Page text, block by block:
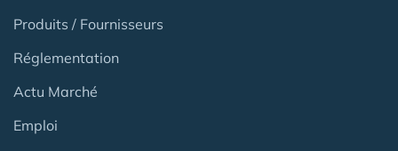
Produits / Fournisseurs
Réglementation
Actu Marché
Emploi